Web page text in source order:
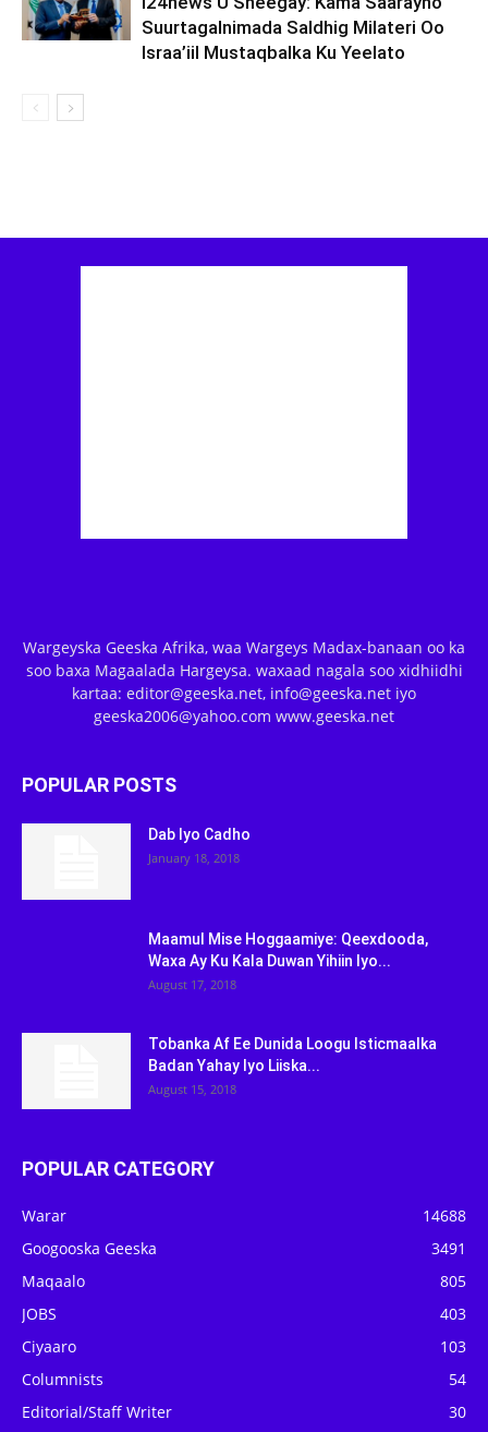
Suurtagalnimada Saldhig Milateri Oo
Israa’iil Mustaqbalka Ku Yeelato
Wargeyska Geeska Afrika, waa Wargeys Madax-banaan oo ka
soo baxa Magaalada Hargeysa. waxaad nagala soo xidhiidhi
kartaa: editor@geeska.net, info@geeska.net iyo
geeska2006@yahoo.com www.geeska.net
POPULAR POSTS
Dab Iyo Cadho
January 18, 2018
Maamul Mise Hoggaamiye: Qeexdooda,
Waxa Ay Ku Kala Duwan Yihiin Iyo...
August 17, 2018
Tobanka Af Ee Dunida Loogu Isticmaalka
Badan Yahay Iyo Liiska...
August 15, 2018
POPULAR CATEGORY
Warar
14688
Googooska Geeska
3491
Maqaalo
805
JOBS
403
Ciyaaro
103
Columnists
54
Editorial/Staff Writer
30